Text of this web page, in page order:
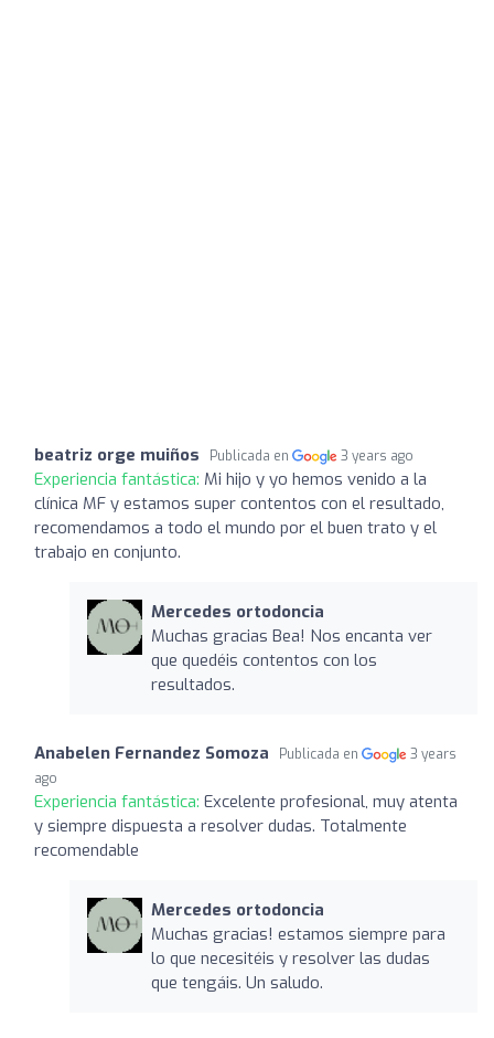
beatriz orge muiños Publicada en 3 years ago
Experiencia fantástica: Mi hijo y yo hemos venido a la
clínica MF y estamos super contentos con el resultado,
recomendamos a todo el mundo por el buen trato y el
trabajo en conjunto.
Mercedes ortodoncia
Muchas gracias Bea! Nos encanta ver
que quedéis contentos con los
resultados.
Anabelen Fernandez Somoza Publicada en
3 years
ago
Experiencia fantástica: Excelente profesional, muy atenta
y siempre dispuesta a resolver dudas. Totalmente
recomendable
Mercedes ortodoncia
Muchas gracias! estamos siempre para
lo que necesitéis y resolver las dudas
que tengáis. Un saludo.